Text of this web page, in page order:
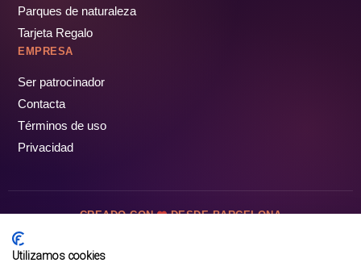
Parques de naturaleza
Tarjeta Regalo
EMPRESA
Ser patrocinador
Contacta
Términos de uso
Privacidad
CREADO CON DESDE BARCELONA
Utilizamos cookies